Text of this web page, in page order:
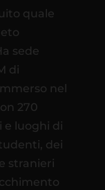
quale
sede
di
nel
270
e luoghi di
dei
stranieri